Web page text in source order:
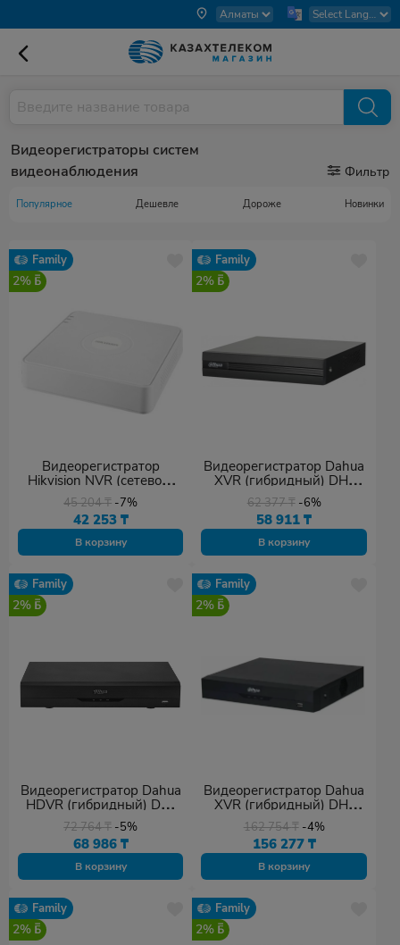
Видеорегистраторы систем
видеонаблюдения
Фильтр
Популярное Дешевле Дороже Новинки
Family
2%
Видеорегистратор
Hikvision NVR (сетевой)
DS-7108NI-Q1(D)
45 204₸ -7%
42 253 ₸
В корзину
Family
2%
Видеорегистратор Dahua
XVR (гибридный) DH-
XVR1B08H-I
62 377₸ -6%
58 911₸
В корзину
Family
2%
Видеорегистратор Dahua
HDVR (гибридный) DH-
XVR5104H-4KL-I3
72 764₸ -5%
68 986 ₸
В корзину
Family
2%
Видеорегистратор Dahua
XVR (гибридный) DH-
XVR5116HS-5M-I3
162 754₸ -4%
156 277 ₸
В корзину
Family
2%
Family
2%